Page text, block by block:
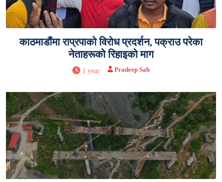
काठमाडौंमा राप्रपाको विरोध प्रदर्शन, पक्राउ परेका
नेताहरूको रिहाइको माग
1 year Pradeep Sah